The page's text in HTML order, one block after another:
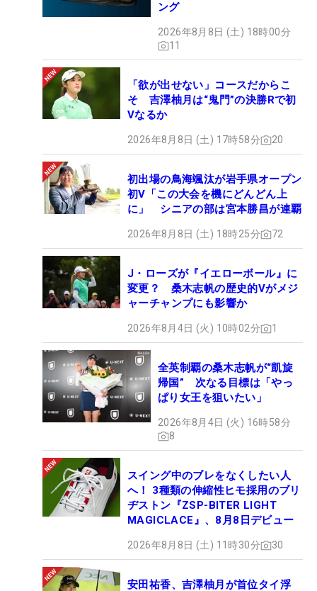
ング
2026年8月8日 (土) 18時00分
11
「欲が出せない」コースだからこ
そ 吉澤柚月は“鬼門”の決勝Rで初
Vなるか
2026年8月8日 (土) 17時58分 20
初出場の鳥海颯汰が岩手県オープン
初V「この大会を機にどんどん上
に」 シニアの部は宮本勝昌が連覇
2026年8月8日 (土) 18時25分 72
J・ローズが『イエローボール』に
変更？ 桑木志帆の歴史的Vがメジ
ャーチャンプにも影響か
2026年8月4日 (火) 10時02分 1
全英制覇の桑木志帆が“凱旋
帰国” 次なる目標は「やっ
ぱり女王を狙いたい」
2026年8月4日 (火) 16時58分
8
スイング中のブレをなくしたい人
へ！ 3種類の伸縮性ヒモ採用のブリ
ヂストン『ZSP-BITER LIGHT
MAGICLACE』、8月8日デビュー
2026年8月8日 (土) 11時30分 30
安田祐香、吉澤柚月が首位タイ浮